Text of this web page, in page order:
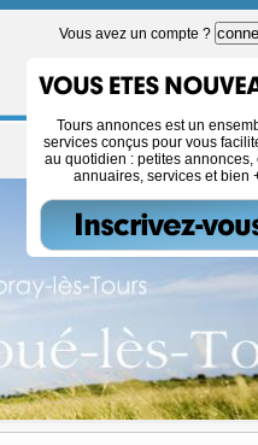
Tours annonces est un
services conçus pour vous
au quotidien : petites annonces,
annuaires, services et bien
Vous avez un compte ?